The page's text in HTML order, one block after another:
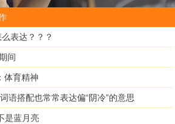
表达？？？
间
体育精神
语搭配也常常表达偏“阴冷”的意思
是蓝月亮